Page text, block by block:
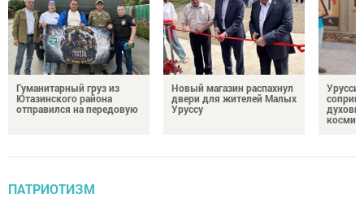
Гуманитарный груз из
Ютазинского района
отправился на передовую
Новый магазин распахнул
двери для жителей Малых
Уруссу
ПАТРИОТИЗМ